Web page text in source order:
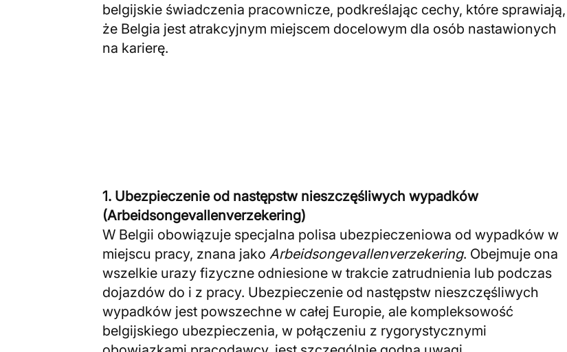
belgijskie świadczenia pracownicze, podkreślając cechy, które sprawiają,
że Belgia jest atrakcyjnym miejscem docelowym dla osób nastawionych
na karierę.
1. Ubezpieczenie od następstw nieszczęśliwych wypadków
(Arbeidsongevallenverzekering)
W Belgii obowiązuje specjalna polisa ubezpieczeniowa od wypadków w
miejscu pracy, znana jako Arbeidsongevallenverzekering. Obejmuje ona
wszelkie urazy fizyczne odniesione w trakcie zatrudnienia lub podczas
dojazdów do i z pracy. Ubezpieczenie od następstw nieszczęśliwych
wypadków jest powszechne w całej Europie, ale kompleksowość
belgijskiego ubezpieczenia, w połączeniu z rygorystycznymi